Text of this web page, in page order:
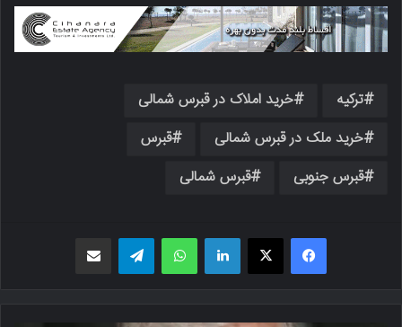
ترکیه
خرید املاک در قبرس شمالی
خرید ملک در قبرس شمالی
قبرس
قبرس جنوبی
قبرس شمالی
فیسبوک X لینکدین واتس اپ